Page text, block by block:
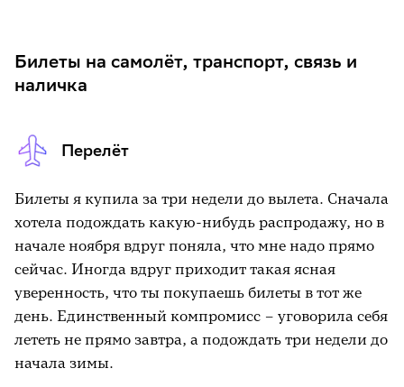
Билеты на самолёт, транспорт, связь и
наличка
Перелёт
Билеты я купила за три недели до вылета. Сначала
хотела подождать какую-нибудь распродажу, но в
начале ноября вдруг поняла, что мне надо прямо
сейчас. Иногда вдруг приходит такая ясная
уверенность, что ты покупаешь билеты в тот же
день. Единственный компромисс – уговорила себя
лететь не прямо завтра, а подождать три недели до
начала зимы.